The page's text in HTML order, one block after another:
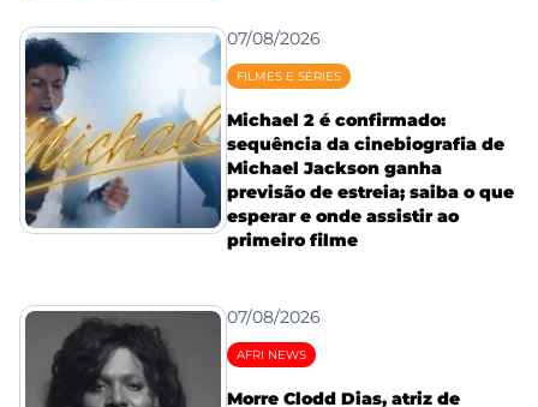
07/08/2026
FILMES E SÉRIES
Michael 2 é confirmado:
sequência da cinebiografia de
Michael Jackson ganha
previsão de estreia; saiba o que
esperar e onde assistir ao
primeiro filme
07/08/2026
AFRI NEWS
Morre Clodd Dias, atriz de